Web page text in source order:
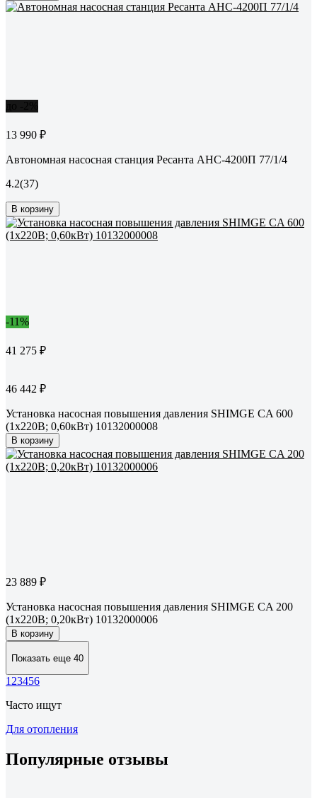
13 990 ₽
Автономная насосная станция Ресанта АНС-4200П 77/1/4
4.2(37)
В корзину
-11%
41 275 ₽
46 442 ₽
Установка насосная повышения давления SHIMGE CA 600
(1x220В; 0,60кВт) 10132000008
В корзину
23 889 ₽
Установка насосная повышения давления SHIMGE CA 200
(1х220В; 0,20кВт) 10132000006
В корзину
Показать еще 40
1 23456
Часто ищут
Для отопления
Популярные отзывы